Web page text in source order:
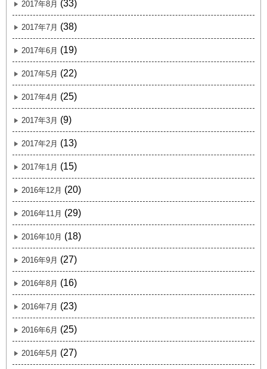
2017年8月 (33)
2017年7月 (38)
2017年6月 (19)
2017年5月 (22)
2017年4月 (25)
2017年3月 (9)
2017年2月 (13)
2017年1月 (15)
2016年12月 (20)
2016年11月 (29)
2016年10月 (18)
2016年9月 (27)
2016年8月 (16)
2016年7月 (23)
2016年6月 (25)
2016年5月 (27)